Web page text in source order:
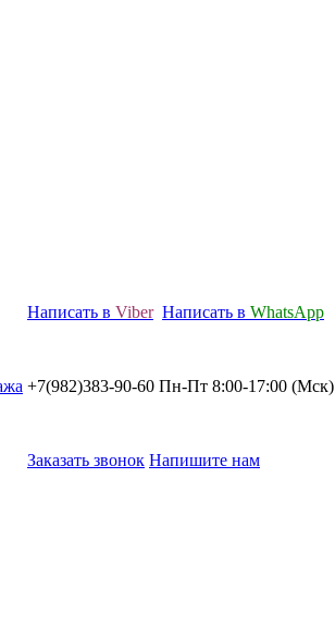
Написать в Viber Написать в WhatsApp
+7(982)383-90-60 Пн-Пт 8:00-17:00 (Мcк)
Заказать звонок Напишите нам